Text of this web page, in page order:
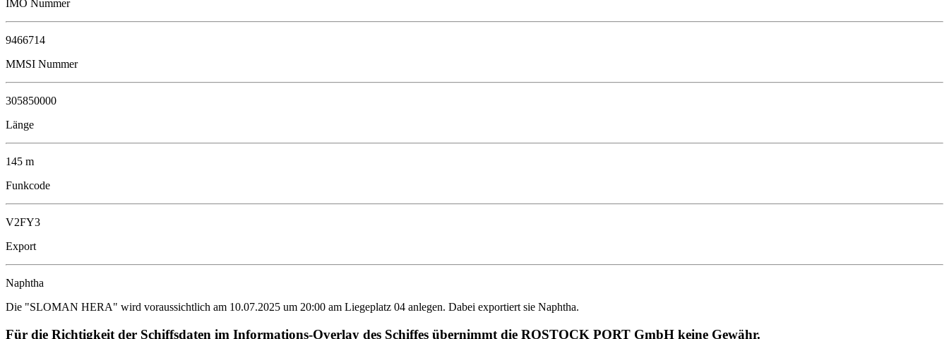
IMO Nummer
9466714
MMSI Nummer
305850000
Länge
145 m
Funkcode
V2FY3
Export
Naphtha
Die "SLOMAN HERA" wird voraussichtlich am 10.07.2025 um 20:00 am Liegeplatz 04 anlegen. Dabei exportiert sie Naphtha.
Für die Richtigkeit der Schiffsdaten im Informations-Overlay des Schiffes übernimmt die ROSTOCK PORT GmbH keine Gewähr.